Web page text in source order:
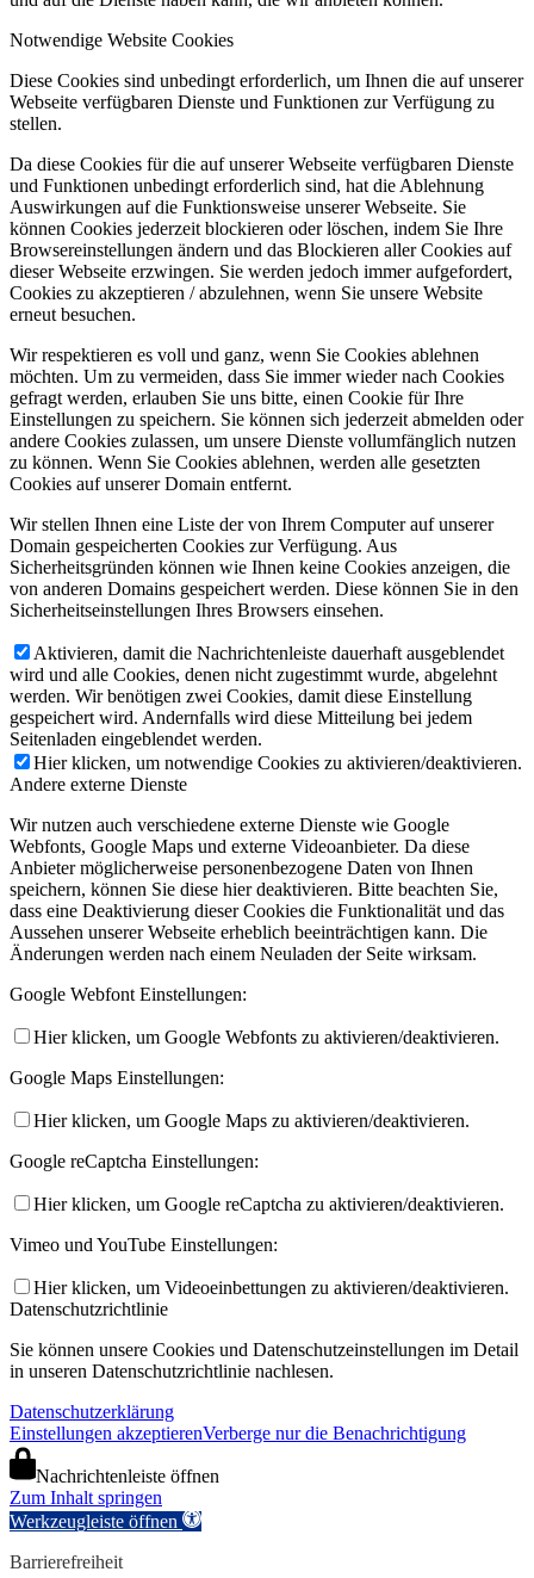
Notwendige Website Cookies
Diese Cookies sind unbedingt erforderlich, um Ihnen die auf unserer
Webseite verfügbaren Dienste und Funktionen zur Verfügung zu
stellen.
Da diese Cookies für die auf unserer Webseite verfügbaren Dienste
und Funktionen unbedingt erforderlich sind, hat die Ablehnung
Auswirkungen auf die Funktionsweise unserer Webseite. Sie
können Cookies jederzeit blockieren oder löschen, indem Sie Ihre
Browsereinstellungen ändern und das Blockieren aller Cookies auf
dieser Webseite erzwingen. Sie werden jedoch immer aufgefordert,
Cookies zu akzeptieren / abzulehnen, wenn Sie unsere Website
erneut besuchen.
Wir respektieren es voll und ganz, wenn Sie Cookies ablehnen
möchten. Um zu vermeiden, dass Sie immer wieder nach Cookies
gefragt werden, erlauben Sie uns bitte, einen Cookie für Ihre
Einstellungen zu speichern. Sie können sich jederzeit abmelden oder
andere Cookies zulassen, um unsere Dienste vollumfänglich nutzen
zu können. Wenn Sie Cookies ablehnen, werden alle gesetzten
Cookies auf unserer Domain entfernt.
Wir stellen Ihnen eine Liste der von Ihrem Computer auf unserer
Domain gespeicherten Cookies zur Verfügung. Aus
Sicherheitsgründen können wie Ihnen keine Cookies anzeigen, die
von anderen Domains gespeichert werden. Diese können Sie in den
Sicherheitseinstellungen Ihres Browsers einsehen.
Aktivieren, damit die Nachrichtenleiste dauerhaft ausgeblendet
wird und alle Cookies, denen nicht zugestimmt wurde, abgelehnt
werden. Wir benötigen zwei Cookies, damit diese Einstellung
gespeichert wird. Andernfalls wird diese Mitteilung bei jedem
Seitenladen eingeblendet werden.
Hier klicken, um notwendige Cookies zu aktivieren/deaktivieren.
Andere externe Dienste
Wir nutzen auch verschiedene externe Dienste wie Google
Webfonts, Google Maps und externe Videoanbieter. Da diese
Anbieter möglicherweise personenbezogene Daten von Ihnen
speichern, können Sie diese hier deaktivieren. Bitte beachten Sie,
dass eine Deaktivierung dieser Cookies die Funktionalität und das
Aussehen unserer Webseite erheblich beeinträchtigen kann. Die
Änderungen werden nach einem Neuladen der Seite wirksam.
Google Webfont Einstellungen:
Hier klicken, um Google Webfonts zu aktivieren/deaktivieren.
Google Maps Einstellungen:
Hier klicken, um Google Maps zu aktivieren/deaktivieren.
Google reCaptcha Einstellungen:
Hier klicken, um Google reCaptcha zu aktivieren/deaktivieren.
Vimeo und YouTube Einstellungen:
Hier klicken, um Videoeinbettungen zu aktivieren/deaktivieren.
Datenschutzrichtlinie
Sie können unsere Cookies und Datenschutzeinstellungen im Detail
in unseren Datenschutzrichtlinie nachlesen.
Datenschutzerklärung
Einstellungen akzeptierenVerberge nur die Benachrichtigung
Nachrichtenleiste öffnen
Zum Inhalt springen
Werkzeugleiste öffnen
Barrierefreiheit